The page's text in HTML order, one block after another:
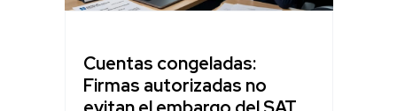
Cuentas congeladas:
Firmas autorizadas no